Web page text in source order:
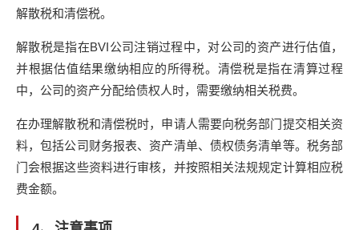
解散税和清偿税。
解散税是指在BVI公司注销过程中，对公司的资产进行估值，
并根据估值结果缴纳相应的所得税。清偿税是指在清算过程
中，公司的资产分配给债权人时，需要缴纳相关税费。
在办理解散税和清偿税时，申请人需要向税务部门提交相关资
料，包括公司财务报表、资产清单、债权债务清单等。税务部
门会根据这些资料进行审核，并按照相关法规规定计算相应税
费金额。